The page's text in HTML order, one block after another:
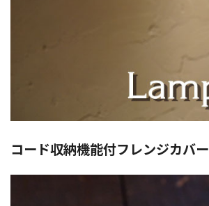
コード収納機能付フレンジカバー